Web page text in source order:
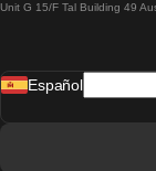
Unit G 15/F Tal Building 49
Español